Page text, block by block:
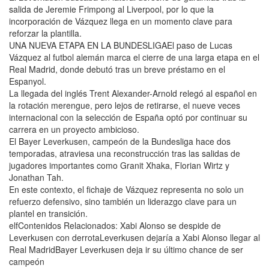
salida de Jeremie Frimpong al Liverpool, por lo que la
incorporación de Vázquez llega en un momento clave para
reforzar la plantilla.
UNA NUEVA ETAPA EN LA BUNDESLIGAEl paso de Lucas
Vázquez al futbol alemán marca el cierre de una larga etapa en el
Real Madrid, donde debutó tras un breve préstamo en el
Espanyol.
La llegada del inglés Trent Alexander-Arnold relegó al español en
la rotación merengue, pero lejos de retirarse, el nueve veces
internacional con la selección de España optó por continuar su
carrera en un proyecto ambicioso.
El Bayer Leverkusen, campeón de la Bundesliga hace dos
temporadas, atraviesa una reconstrucción tras las salidas de
jugadores importantes como Granit Xhaka, Florian Wirtz y
Jonathan Tah.
En este contexto, el fichaje de Vázquez representa no solo un
refuerzo defensivo, sino también un liderazgo clave para un
plantel en transición.
elfContenidos Relacionados: Xabi Alonso se despide de
Leverkusen con derrotaLeverkusen dejaría a Xabi Alonso llegar al
Real MadridBayer Leverkusen deja ir su último chance de ser
campeón